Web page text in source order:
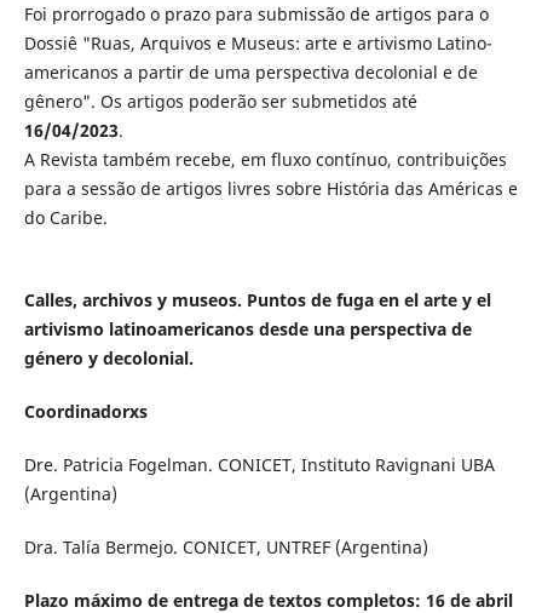
Foi prorrogado o prazo para submissão de artigos para o
Dossiê "Ruas, Arquivos e Museus: arte e artivismo Latino-
americanos a partir de uma perspectiva decolonial e de
gênero". Os artigos poderão ser submetidos até
16/04/2023.
A Revista também recebe, em fluxo contínuo, contribuições
para a sessão de artigos livres sobre História das Américas e
do Caribe.
Calles, archivos y museos. Puntos de fuga en el arte y el
artivismo latinoamericanos desde una perspectiva de
género y decolonial.
Coordinadorxs
Dre. Patricia Fogelman. CONICET, Instituto Ravignani UBA
(Argentina)
Dra. Talía Bermejo. CONICET, UNTREF (Argentina)
Plazo máximo de entrega de textos completos: 16 de abril